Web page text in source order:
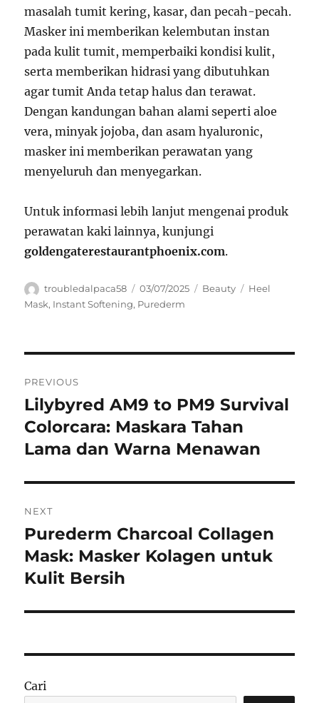
masalah tumit kering, kasar, dan pecah-pecah.
Masker ini memberikan kelembutan instan
pada kulit tumit, memperbaiki kondisi kulit,
serta memberikan hidrasi yang dibutuhkan
agar tumit Anda tetap halus dan terawat.
Dengan kandungan bahan alami seperti aloe
vera, minyak jojoba, dan asam hyaluronic,
masker ini memberikan perawatan yang
menyeluruh dan menyegarkan.
Untuk informasi lebih lanjut mengenai produk
perawatan kaki lainnya, kunjungi
goldengaterestaurantphoenix.com.
Author
troubledalpaca58
Posted
on
03/07/2025 Categories
Beauty Tags
Heel
Mask, Instant Softening, Purederm
pos
PREVIOUS
Previous
post:
Lilybyred AM9 to PM9 Survival
Colorcara: Maskara Tahan
Lama dan Warna Menawan
NEXT
Next
post:
Purederm Charcoal Collagen
Mask: Masker Kolagen untuk
Kulit Bersih
Cari